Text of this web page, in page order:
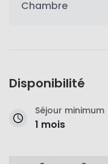
Chambre
Disponibilité
Séjour minimum
1 mois